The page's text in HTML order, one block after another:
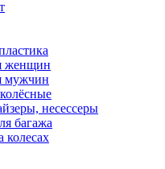
женщин
мужчин
несессеры
багажа